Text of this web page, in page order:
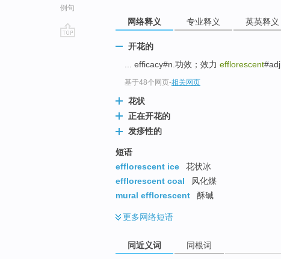
例句
网络释义 专业释义 英英释义
开花的
... efficacy#n.功效；效力 efflorescent#adj.
基于48个网页-相关网页
花状
正在开花的
发疹性的
短语
efflorescent ice
花状冰
efflorescent coal
风化煤
mural efflorescent
酥碱
更多网络短语
同近义词 同根词